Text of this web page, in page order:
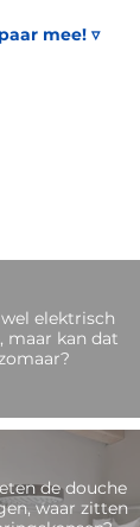
mee! ▿
elektrisch
maar kan dat
de douche
waar zitten